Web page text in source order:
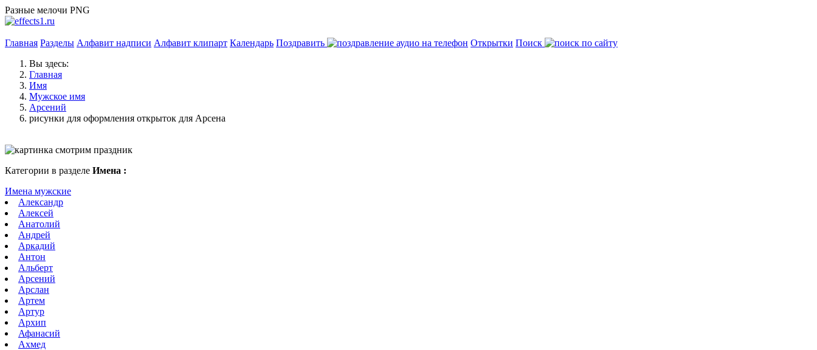
Разные мелочи PNG
Главная Разделы Алфавит надписи Алфавит клипарт Календарь Поздравить Открытки Поиск
Вы здесь:
Главная
Имя
Мужское имя
Арсений
рисунки для оформления открыток для Арсена
Категории в разделе Имена :
Имена мужские
Александр
Алексей
Анатолий
Андрей
Аркадий
Антон
Альберт
Арсений
Арслан
Артем
Артур
Архип
Афанасий
Ахмед